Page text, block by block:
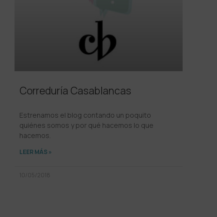
Correduría Casablancas
Estrenamos el blog contando un poquito
quiénes somos y por qué hacemos lo que
hacemos.
LEER MÁS »
10/05/2018